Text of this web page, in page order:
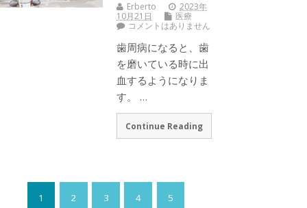
Erberto
2023年
10月21日
医療
コメントはありません
歯周病になると、歯
を磨いている時に出
血するようになりま
す。 …
Continue Reading
1 2 3 4 5